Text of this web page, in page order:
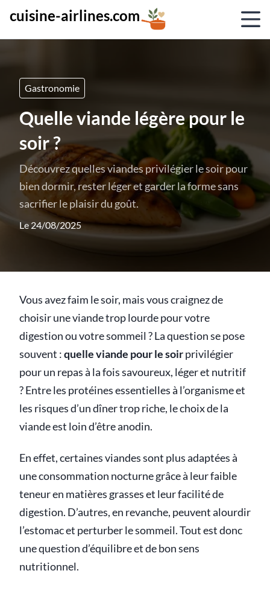
cuisine-airlines.com
Gastronomie
Quelle viande légère pour le
soir ?
Découvrez quelles viandes privilégier le soir pour
bien dormir, rester léger et garder la forme sans
sacrifier le plaisir du goût.
Le 24/08/2025
Vous avez faim le soir, mais vous craignez de
choisir une viande trop lourde pour votre
digestion ou votre sommeil ? La question se pose
souvent :quelle viande pour le soirprivilégier
pour un repas à la fois savoureux, léger et nutritif
? Entre les protéines essentielles à l’organisme et
les risques d’un dîner trop riche, le choix de la
viande est loin d’être anodin.
En effet, certaines viandes sont plus adaptées à
une consommation nocturne grâce à leur faible
teneur en matières grasses et leur facilité de
digestion. D’autres, en revanche, peuvent alourdir
l’estomac et perturber le sommeil. Tout est donc
une question d’équilibre et de bon sens
nutritionnel.